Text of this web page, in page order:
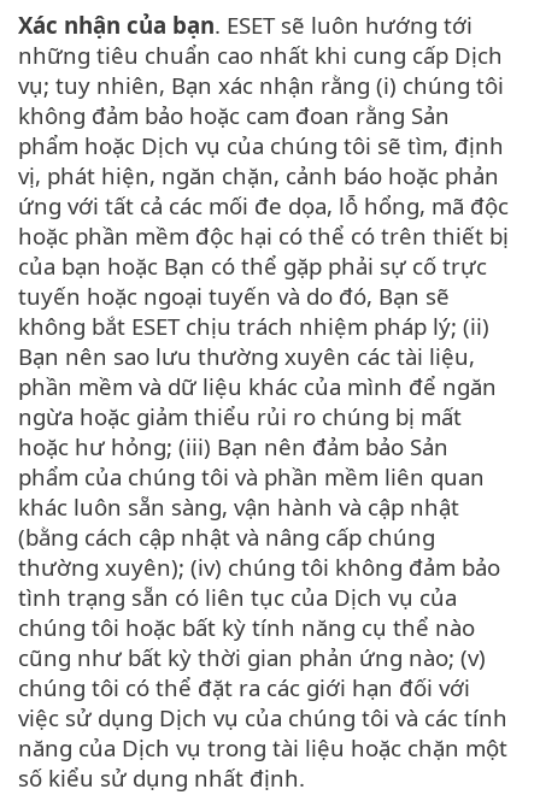
Xác nhận của bạn. ESET sẽ luôn hướng tới
những tiêu chuẩn cao nhất khi cung cấp Dịch
vụ; tuy nhiên, Bạn xác nhận rằng (i) chúng tôi
không đảm bảo hoặc cam đoan rằng Sản
phẩm hoặc Dịch vụ của chúng tôi sẽ tìm, định
vị, phát hiện, ngăn chặn, cảnh báo hoặc phản
ứng với tất cả các mối đe dọa, lỗ hổng, mã độc
hoặc phần mềm độc hại có thể có trên thiết bị
của bạn hoặc Bạn có thể gặp phải sự cố trực
tuyến hoặc ngoại tuyến và do đó, Bạn sẽ
không bắt ESET chịu trách nhiệm pháp lý; (ii)
Bạn nên sao lưu thường xuyên các tài liệu,
phần mềm và dữ liệu khác của mình để ngăn
ngừa hoặc giảm thiểu rủi ro chúng bị mất
hoặc hư hỏng; (iii) Bạn nên đảm bảo Sản
phẩm của chúng tôi và phần mềm liên quan
khác luôn sẵn sàng, vận hành và cập nhật
(bằng cách cập nhật và nâng cấp chúng
thường xuyên); (iv) chúng tôi không đảm bảo
tình trạng sẵn có liên tục của Dịch vụ của
chúng tôi hoặc bất kỳ tính năng cụ thể nào
cũng như bất kỳ thời gian phản ứng nào; (v)
chúng tôi có thể đặt ra các giới hạn đối với
việc sử dụng Dịch vụ của chúng tôi và các tính
năng của Dịch vụ trong tài liệu hoặc chặn một
số kiểu sử dụng nhất định.